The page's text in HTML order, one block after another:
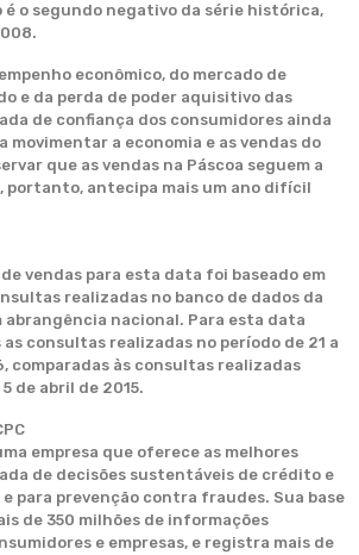
o segundo negativo da série histórica,
econômico, do mercado de
e da perda de poder aquisitivo das
de confiança dos consumidores ainda
movimentar a economia e as vendas do
que as vendas na Páscoa seguem a
portanto, antecipa mais um ano difícil
vendas para esta data foi baseado em
realizadas no banco de dados da
abrangência nacional. Para esta data
consultas realizadas no período de 21 a
comparadas às consultas realizadas
de abril de 2015.
empresa que oferece as melhores
de decisões sustentáveis de crédito e
para prevenção contra fraudes. Sua base
de 350 milhões de informações
e empresas, e registra mais de